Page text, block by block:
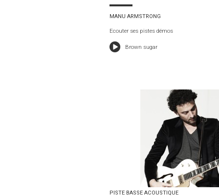
MANU ARMSTRONG
Ecouter ses pistes démos
Brown sugar
PISTE BASSE ACOUSTIQUE